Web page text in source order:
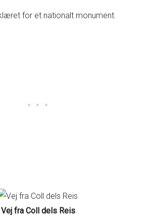
for et nationalt monument.
Vej fra Coll dels Reis